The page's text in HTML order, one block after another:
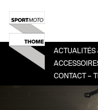
ACTUALITÉS
CONTACT –